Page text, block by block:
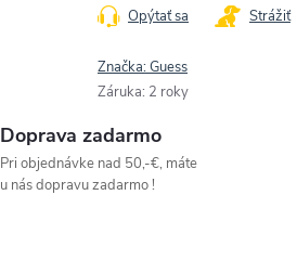
Opýtať sa Strážiť
Značka:Guess
Záruka: 2 roky
Doprava zadarmo
Pri objednávke nad 50,-€, máte
u nás dopravu zadarmo !